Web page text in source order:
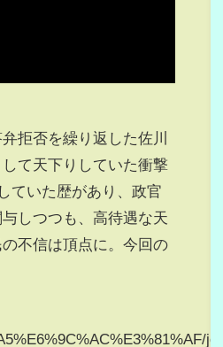
拒否を繰り返した佐川
て天下りしていた衝撃
ていた歴があり、政官
しつつも、高待遇な天
不信は頂点に。今回の
join